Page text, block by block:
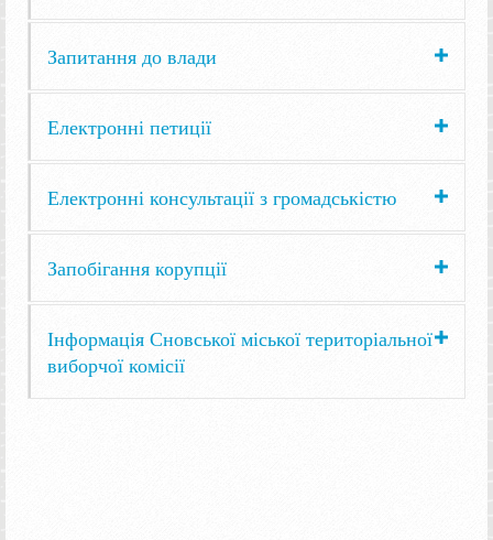
Запитання до влади
Електронні петиції
Електронні консультації з громадськістю
Запобігання корупції
Інформація Сновської міської територіальної
виборчої комісії